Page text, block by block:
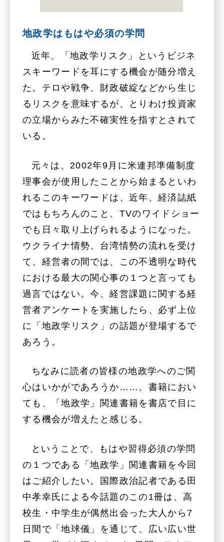
地政学はもはや必須の学問
近年、「地政学リスク」というビジネ
スキーワードを耳にする機会が随分増え
た。テロや戦争、財政破綻などから生じ
るリスクを意味するが、とりわけ投資家
の立場からみた不確実性を指すとされて
いる。
元々は、2002年9月に米連邦準備制度
理事会が使用したことから始まるといわ
れるこのキーワードは、近年、経済誌紙
ではもちろんのこと、TVのワイドショー
でも日々取り上げられるようになった。
ウクライナ情勢、台湾情勢の流れを受け
て、経営者の間では、この不透明な時代
における最大の関心事の１つと言っても
過言ではない。今、経営課題に関する経
営者アンケートを実施したら、必ず上位
に「地政学リスク」の話題が登場するで
あろう。
ちなみに読者の皆様の地政学へのご関
心はいかがであろうか……。書籍におい
ても、「地政学」関連書籍を書店で目に
する機会が増えたと感じる。
ということで、もはや習得必須の学問
の１つである「地政学」関連書籍を今回
はご紹介したい。国際政治記者である田
中孝幸氏による今話題のこの1冊は、高
校生・中学生が偶然出会った大人から7
日間で「地球儀」を通じて、広い広い世